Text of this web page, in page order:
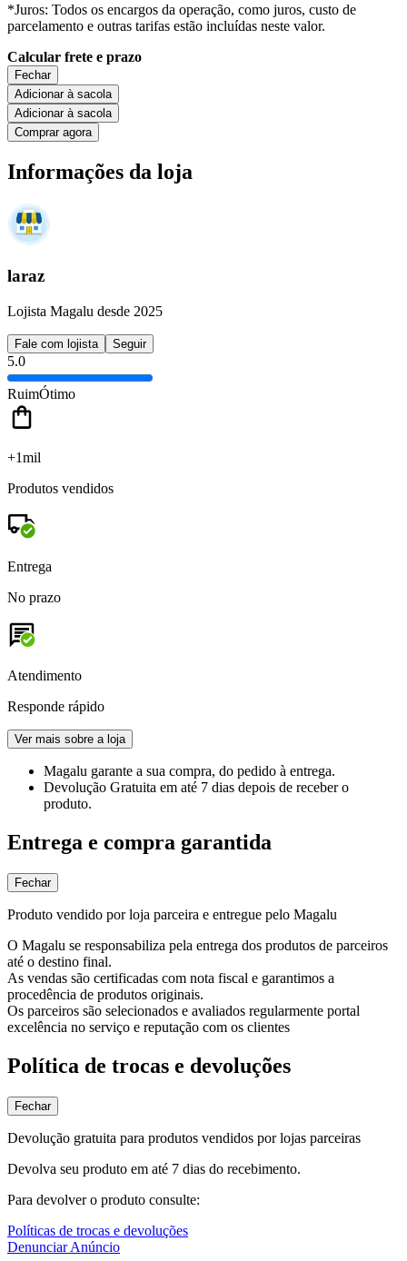
*Juros: Todos os encargos da operação, como juros, custo de
parcelamento e outras tarifas estão incluídas neste valor.
Calcular frete e prazo
Fechar
Adicionar à sacola
Adicionar à sacola
Comprar agora
Informações da loja
laraz
Lojista Magalu desde 2025
Fale com lojista Seguir
5.0
RuimÓtimo
+1mil
Produtos vendidos
Entrega
No prazo
Atendimento
Responde rápido
Ver mais sobre a loja
Magalu garante a sua compra, do pedido à entrega.
Devolução Gratuita em até 7 dias depois de receber o
produto.
Entrega e compra garantida
Fechar
Produto vendido por loja parceira e entregue pelo Magalu
O Magalu se responsabiliza pela entrega dos produtos de parceiros
até o destino final.
As vendas são certificadas com nota fiscal e garantimos a
procedência de produtos originais.
Os parceiros são selecionados e avaliados regularmente portal
excelência no serviço e reputação com os clientes
Política de trocas e devoluções
Fechar
Devolução gratuita para produtos vendidos por lojas parceiras
Devolva seu produto em até 7 dias do recebimento.
Para devolver o produto consulte:
Políticas de trocas e devoluções
Denunciar Anúncio